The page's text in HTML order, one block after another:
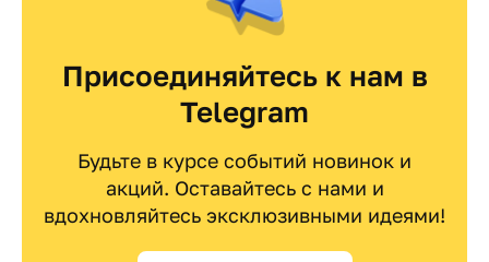
Присоединяйтесь к нам в
Telegram
Будьте в курсе событий новинок и
акций. Оставайтесь с нами и
вдохновляйтесь эксклюзивными идеями!